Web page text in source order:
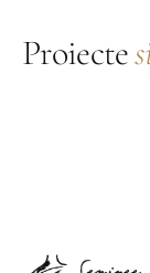
Proiecte